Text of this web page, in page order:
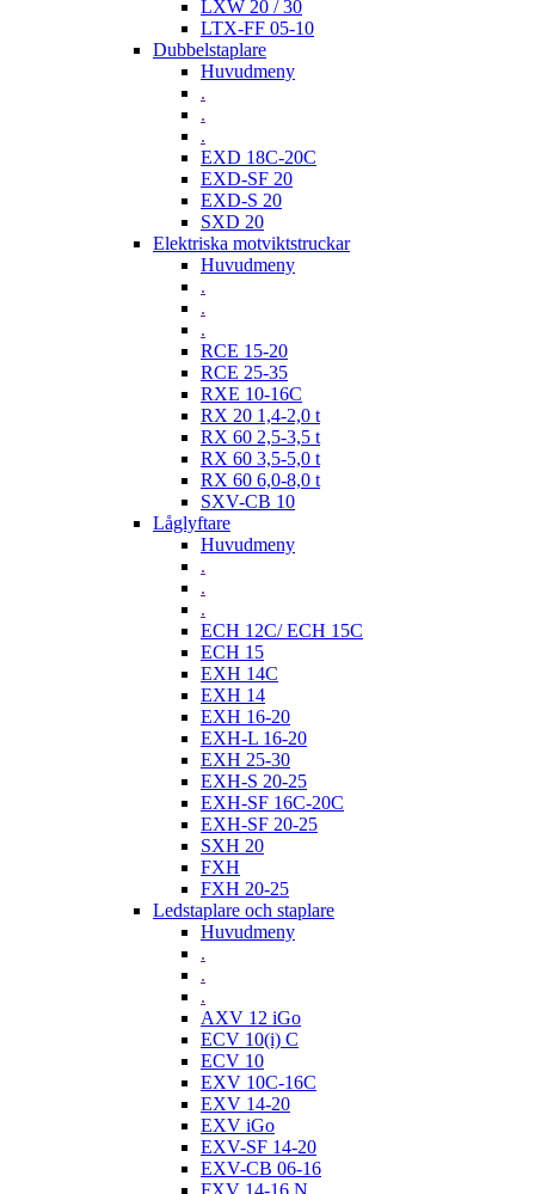
LXW 20 / 30
LTX-FF 05-10
Dubbelstaplare
Huvudmeny
.
.
.
EXD 18C-20C
EXD-SF 20
EXD-S 20
SXD 20
Elektriska motviktstruckar
Huvudmeny
.
.
.
RCE 15-20
RCE 25-35
RXE 10-16C
RX 20 1,4-2,0 t
RX 60 2,5-3,5 t
RX 60 3,5-5,0 t
RX 60 6,0-8,0 t
SXV-CB 10
Låglyftare
Huvudmeny
.
.
.
ECH 12C/ ECH 15C
ECH 15
EXH 14C
EXH 14
EXH 16-20
EXH-L 16-20
EXH 25-30
EXH-S 20-25
EXH-SF 16C-20C
EXH-SF 20-25
SXH 20
FXH
FXH 20-25
Ledstaplare och staplare
Huvudmeny
.
.
.
AXV 12 iGo
ECV 10(i) C
ECV 10
EXV 10C-16C
EXV 14-20
EXV iGo
EXV-SF 14-20
EXV-CB 06-16
FXV 14-16 N